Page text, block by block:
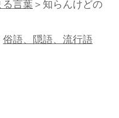
言葉＞知らんけどの
俗語、隠語、流行語